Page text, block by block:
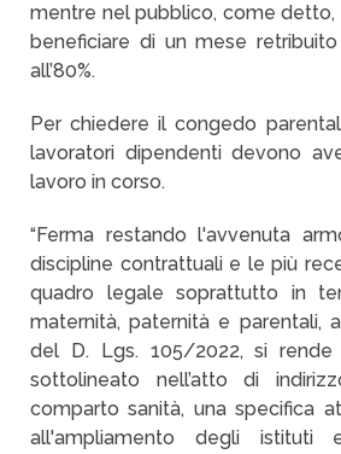
mentre nel pubblico, come detto,
beneficiare di un mese
all’80%.
Per chiedere il congedo
lavoratori dipendenti devono
lavoro in corso.
“Ferma restando l'avvenuta
discipline contrattuali e le più
quadro legale soprattutto in
maternità, paternità e parentali,
del D. Lgs. 105/2022, si rende
sottolineato nell’atto di
comparto sanità, una specifica
all'ampliamento degli istituti